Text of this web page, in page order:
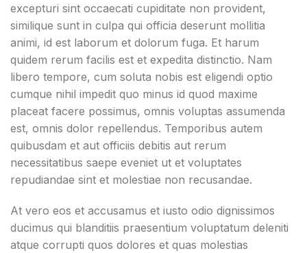
excepturi sint occaecati cupiditate non provident,
similique sunt in culpa qui officia deserunt mollitia
animi, id est laborum et dolorum fuga. Et harum
quidem rerum facilis est et expedita distinctio. Nam
libero tempore, cum soluta nobis est eligendi optio
cumque nihil impedit quo minus id quod maxime
placeat facere possimus, omnis voluptas assumenda
est, omnis dolor repellendus. Temporibus autem
quibusdam et aut officiis debitis aut rerum
necessitatibus saepe eveniet ut et voluptates
repudiandae sint et molestiae non recusandae.
At vero eos et accusamus et iusto odio dignissimos
ducimus qui blanditiis praesentium voluptatum deleniti
atque corrupti quos dolores et quas molestias